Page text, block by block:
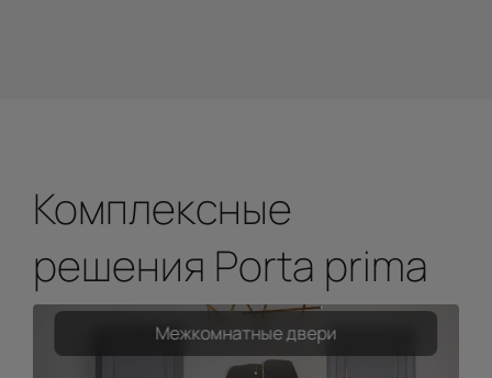
Комплексные
решения Porta prima
Межкомнатные двери